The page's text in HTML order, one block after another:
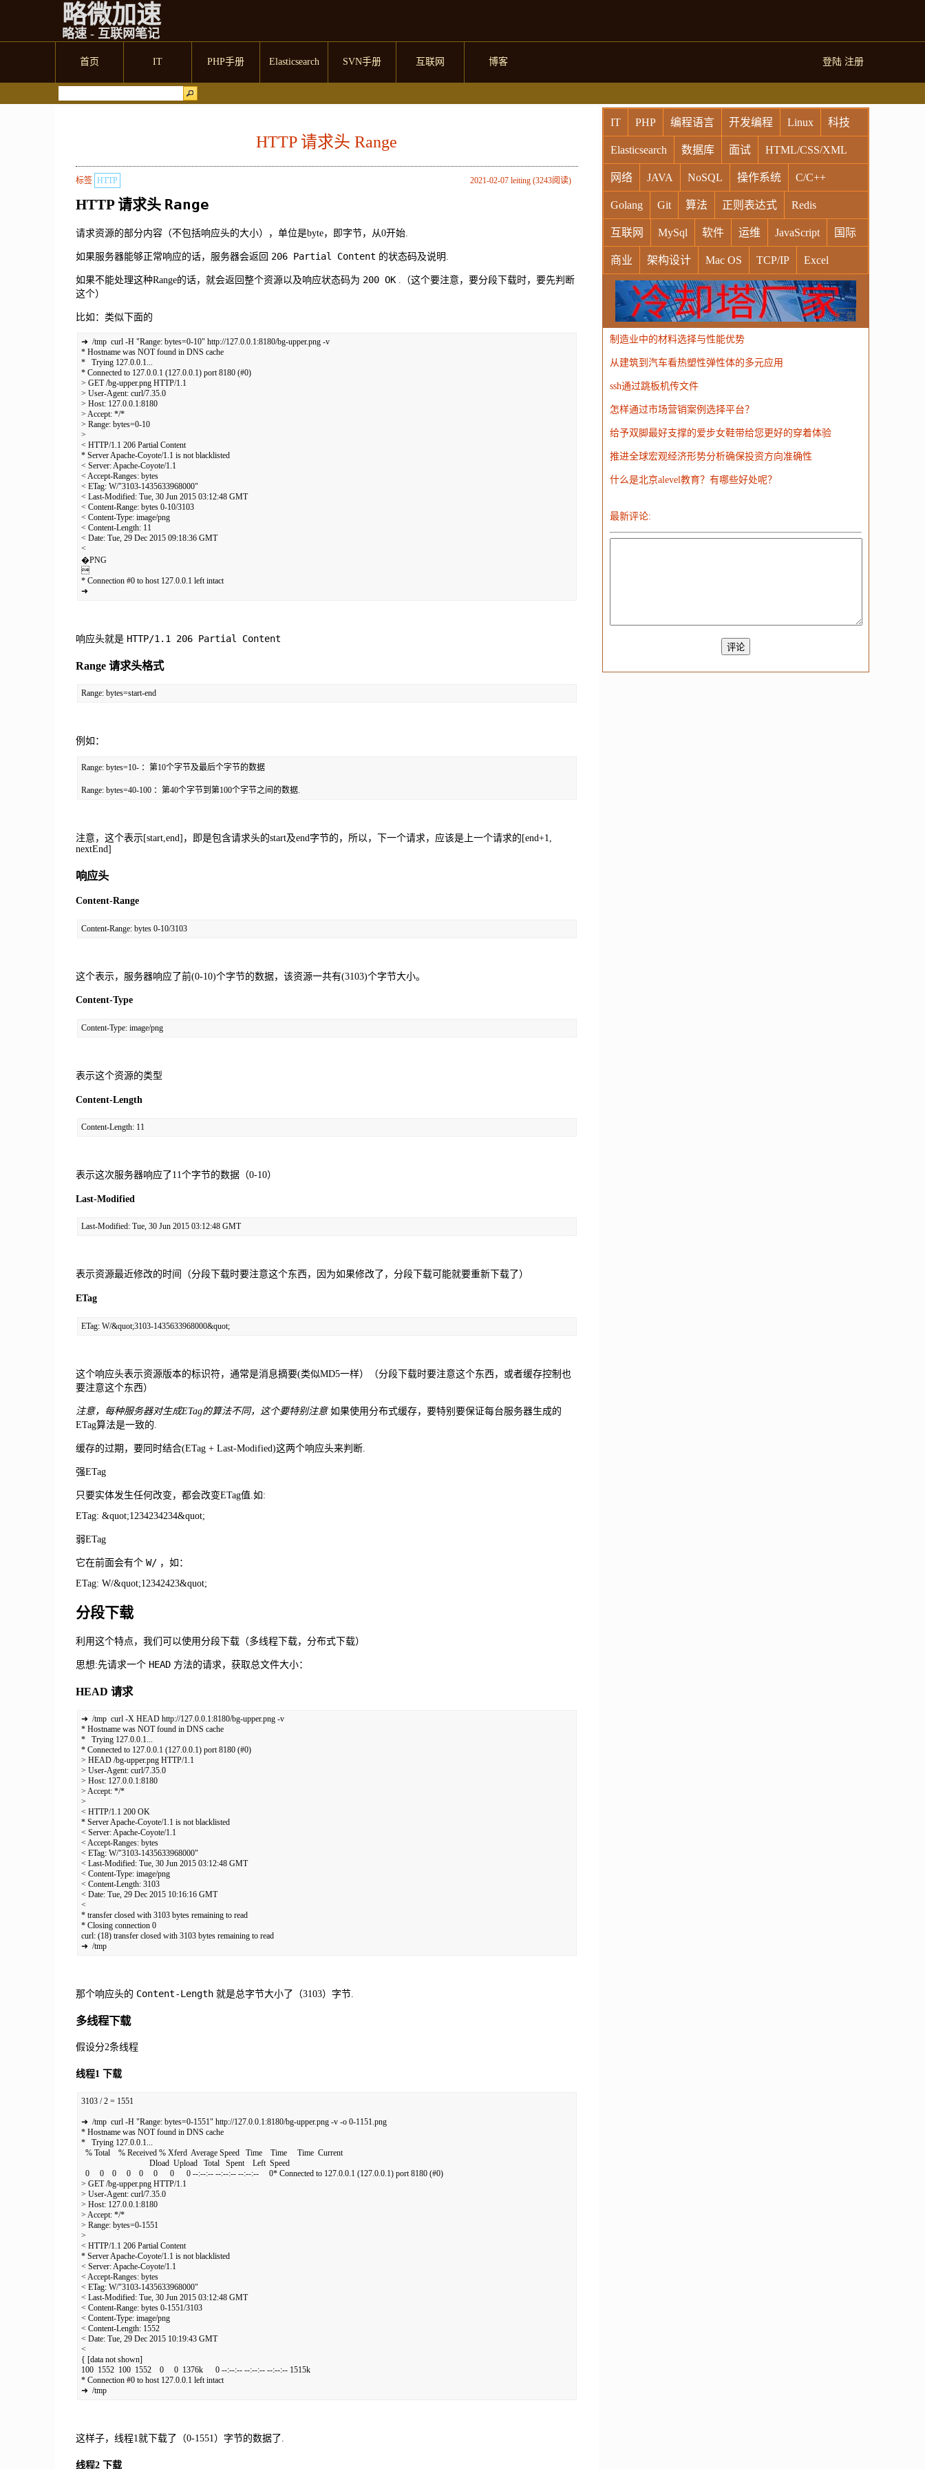
略微加速
略速 - 互联网笔记
首页 IT PHP手册 Elasticsearch SVN手册 互联网 博客 登陆 注册
HTTP 请求头 Range
2021-02-07 leiting (3243阅读)
标签 HTTP
HTTP 请求头 Range
请求资源的部分内容（不包括响应头的大小），单位是byte，即字节，从0开始.
如果服务器能够正常响应的话，服务器会返回 206 Partial Content 的状态码及说明.
如果不能处理这种Range的话，就会返回整个资源以及响应状态码为 200 OK.（这个要注意，要分段下载时，要先判断
这个）
比如：类似下面的
➜  /tmp  curl -H "Range: bytes=0-10" http://127.0.0.1:8180/bg-upper.png -v
* Hostname was NOT found in DNS cache
*   Trying 127.0.0.1...
* Connected to 127.0.0.1 (127.0.0.1) port 8180 (#0)
> GET /bg-upper.png HTTP/1.1
> User-Agent: curl/7.35.0
> Host: 127.0.0.1:8180
> Accept: */*
> Range: bytes=0-10
>
< HTTP/1.1 206 Partial Content
* Server Apache-Coyote/1.1 is not blacklisted
< Server: Apache-Coyote/1.1
< Accept-Ranges: bytes
< ETag: W/"3103-1435633968000"
< Last-Modified: Tue, 30 Jun 2015 03:12:48 GMT
< Content-Range: bytes 0-10/3103
< Content-Type: image/png
< Content-Length: 11
< Date: Tue, 29 Dec 2015 09:18:36 GMT
<
�PNG

* Connection #0 to host 127.0.0.1 left intact
➜
响应头就是 HTTP/1.1 206 Partial Content
Range 请求头格式
Range: bytes=start-end
例如：
Range: bytes=10- ：第10个字节及最后个字节的数据
Range: bytes=40-100 ：第40个字节到第100个字节之间的数据.
注意，这个表示[start,end]，即是包含请求头的start及end字节的，所以，下一个请求，应该是上一个请求的[end+1,
nextEnd]
响应头
Content-Range
Content-Range: bytes 0-10/3103
这个表示，服务器响应了前(0-10)个字节的数据，该资源一共有(3103)个字节大小。
Content-Type
Content-Type: image/png
表示这个资源的类型
Content-Length
Content-Length: 11
表示这次服务器响应了11个字节的数据（0-10）
Last-Modified
Last-Modified: Tue, 30 Jun 2015 03:12:48 GMT
表示资源最近修改的时间（分段下载时要注意这个东西，因为如果修改了，分段下载可能就要重新下载了）
ETag
ETag: W/&quot;3103-1435633968000&quot;
这个响应头表示资源版本的标识符，通常是消息摘要(类似MD5一样）（分段下载时要注意这个东西，或者缓存控制也
要注意这个东西）
注意，每种服务器对生成ETag的算法不同，这个要特别注意如果使用分布式缓存，要特别要保证每台服务器生成的
ETag算法是一致的.
缓存的过期，要同时结合(ETag + Last-Modified)这两个响应头来判断.
强ETag
只要实体发生任何改变，都会改变ETag值.如:
ETag: &quot;1234234234&quot;
弱ETag
它在前面会有个 W/，如：
ETag: W/&quot;12342423&quot;
分段下载
利用这个特点，我们可以使用分段下载（多线程下载，分布式下载）
思想:先请求一个 HEAD方法的请求，获取总文件大小：
HEAD 请求
➜  /tmp  curl -X HEAD http://127.0.0.1:8180/bg-upper.png -v
* Hostname was NOT found in DNS cache
*   Trying 127.0.0.1...
* Connected to 127.0.0.1 (127.0.0.1) port 8180 (#0)
> HEAD /bg-upper.png HTTP/1.1
> User-Agent: curl/7.35.0
> Host: 127.0.0.1:8180
> Accept: */*
>
< HTTP/1.1 200 OK
* Server Apache-Coyote/1.1 is not blacklisted
< Server: Apache-Coyote/1.1
< Accept-Ranges: bytes
< ETag: W/"3103-1435633968000"
< Last-Modified: Tue, 30 Jun 2015 03:12:48 GMT
< Content-Type: image/png
< Content-Length: 3103
< Date: Tue, 29 Dec 2015 10:16:16 GMT
<
* transfer closed with 3103 bytes remaining to read
* Closing connection 0
curl: (18) transfer closed with 3103 bytes remaining to read
➜  /tmp
那个响应头的 Content-Length就是总字节大小了（3103）字节.
多线程下载
假设分2条线程
线程1 下载
3103 / 2 = 1551
➜  /tmp  curl -H "Range: bytes=0-1551" http://127.0.0.1:8180/bg-upper.png -v -o 0-1151.png
* Hostname was NOT found in DNS cache
*   Trying 127.0.0.1...
  % Total    % Received % Xferd  Average Speed   Time    Time     Time  Current
                                 Dload  Upload   Total   Spent    Left  Speed
  0     0    0     0    0     0      0      0 --:--:-- --:--:-- --:--:--     0* Connected to 127.0.0.1 (127.0.0.1) port 8180 (#0)
> GET /bg-upper.png HTTP/1.1
> User-Agent: curl/7.35.0
> Host: 127.0.0.1:8180
> Accept: */*
> Range: bytes=0-1551
>
< HTTP/1.1 206 Partial Content
* Server Apache-Coyote/1.1 is not blacklisted
< Server: Apache-Coyote/1.1
< Accept-Ranges: bytes
< ETag: W/"3103-1435633968000"
< Last-Modified: Tue, 30 Jun 2015 03:12:48 GMT
< Content-Range: bytes 0-1551/3103
< Content-Type: image/png
< Content-Length: 1552
< Date: Tue, 29 Dec 2015 10:19:43 GMT
<
{ [data not shown]
100  1552  100  1552    0     0  1376k      0 --:--:-- --:--:-- --:--:-- 1515k
* Connection #0 to host 127.0.0.1 left intact
➜  /tmp
这样子，线程1就下载了（0-1551）字节的数据了.
线程2 下载
IT PHP 编程语言 开发编程 Linux 科技
Elasticsearch 数据库 面试 HTML/CSS/XML
网络 JAVA NoSQL 操作系统 C/C++
Golang Git 算法 正则表达式 Redis
互联网 MySql 软件 运维 JavaScript 国际
商业 架构设计 Mac OS TCP/IP Excel
Windows Oracle Socket VR Vim
MongoDB 运营 Python MemCache 硬件
电子 娱乐 设计 摄影
WordPress HTTP 团建 数码电器
广告
制造业中的材料选择与性能优势
从建筑到汽车看热塑性弹性体的多元应用
ssh通过跳板机传文件
怎样通过市场营销案例选择平台？
给予双脚最好支撑的爱步女鞋带给您更好的穿着体验
推进全球宏观经济形势分析确保投资方向准确性
什么是北京alevel教育？有哪些好处呢？
最新评论: